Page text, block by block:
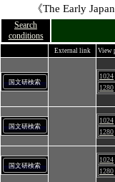
《The Early
Search
conditions
External link View
国文研検索
1024
1280
国文研検索
1024
1280
国文研検索
1024
1280